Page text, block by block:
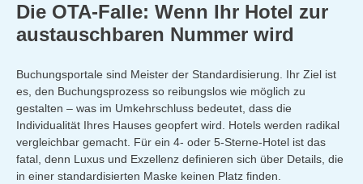
Die OTA-Falle: Wenn Ihr Hotel zur
austauschbaren Nummer wird
Buchungsportale sind Meister der Standardisierung. Ihr Ziel ist
es, den Buchungsprozess so reibungslos wie möglich zu
gestalten – was im Umkehrschluss bedeutet, dass die
Individualität Ihres Hauses geopfert wird. Hotels werden radikal
vergleichbar gemacht. Für ein 4- oder 5-Sterne-Hotel ist das
fatal, denn Luxus und Exzellenz definieren sich über Details, die
in einer standardisierten Maske keinen Platz finden.